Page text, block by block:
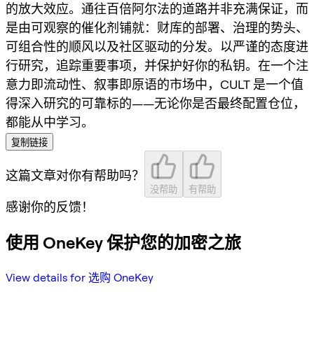
的放大效应。通往百倍阿尔法的道路并非充满保证，而
是由可观察的催化剂铺就：财库的部署、治理的势头、
可组合性的顺风以及社区驱动的分发。以严谨的态度进
行研究，追踪重要事项，并保护好你的私钥。在一个注
意力即流动性、叙事即原语的市场中，CULT 是一个值
得深入研究的可靠标的——无论你是否最终配置仓位，
都能从中学习。
复制链接
这篇文章对你有帮助吗？
没帮助 有帮助
感谢你的反馈！
使用 OneKey 保护您的加密之旅
View details for 选购 OneKey